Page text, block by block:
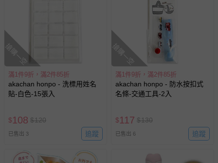
搶購一空
滿1件9折，滿2件85折
akachan honpo - 洗標用姓名
貼-白色-15張入
$108 $120
已售出 3 追蹤
搶購一空
滿1件9折，滿2件85折
akachan honpo - 防水按扣式
名條-交通工具-2入
$117 $130
已售出 6 追蹤